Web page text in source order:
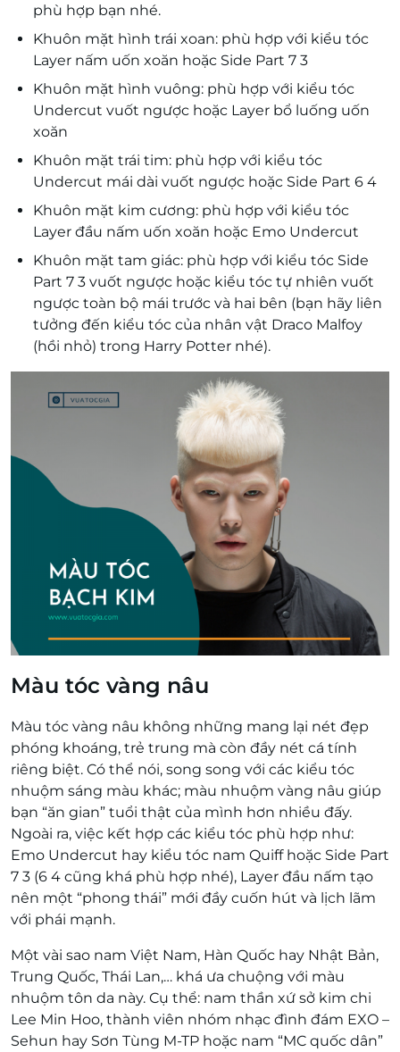
phù hợp bạn nhé.
Khuôn mặt hình trái xoan: phù hợp với kiểu tóc
Layer nấm uốn xoăn hoặc Side Part 7 3
Khuôn mặt hình vuông: phù hợp với kiểu tóc
Undercut vuốt ngược hoặc Layer bổ luống uốn
xoăn
Khuôn mặt trái tim: phù hợp với kiểu tóc
Undercut mái dài vuốt ngược hoặc Side Part 6 4
Khuôn mặt kim cương: phù hợp với kiểu tóc
Layer đầu nấm uốn xoăn hoặc Emo Undercut
Khuôn mặt tam giác: phù hợp với kiểu tóc Side
Part 7 3 vuốt ngược hoặc kiểu tóc tự nhiên vuốt
ngược toàn bộ mái trước và hai bên (bạn hãy liên
tưởng đến kiểu tóc của nhân vật Draco Malfoy
(hồi nhỏ) trong Harry Potter nhé).
Màu tóc vàng nâu
Màu tóc vàng nâu không những mang lại nét đẹp
phóng khoáng, trẻ trung mà còn đầy nét cá tính
riêng biệt. Có thể nói, song song với các kiểu tóc
nhuộm sáng màu khác; màu nhuộm vàng nâu giúp
bạn “ăn gian” tuổi thật của mình hơn nhiều đấy.
Ngoài ra, việc kết hợp các kiểu tóc phù hợp như:
Emo Undercut hay kiểu tóc nam Quiff hoặc Side Part
7 3 (6 4 cũng khá phù hợp nhé), Layer đầu nấm tạo
nên một “phong thái” mới đầy cuốn hút và lịch lãm
với phái mạnh.
Một vài sao nam Việt Nam, Hàn Quốc hay Nhật Bản,
Trung Quốc, Thái Lan,… khá ưa chuộng với màu
nhuộm tôn da này. Cụ thể: nam thần xứ sở kim chi
Lee Min Hoo, thành viên nhóm nhạc đình đám EXO –
Sehun hay Sơn Tùng M-TP hoặc nam “MC quốc dân”